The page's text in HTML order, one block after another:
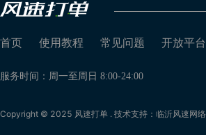
首页 使用教程 常见问题 开放平台
服务时间：周一至周日 8:00-24:00
Copyright © 2025 风速打单 . 技术支持：临沂风速网络